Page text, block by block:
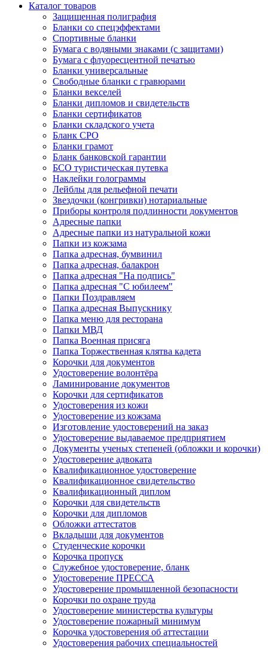
Каталог товаров
Защищенная полиграфия
Бланки со спецэффектами
Спортивные бланки
Бумага с водяными знаками (с защитами)
Бумага с флуоресцентной печатью
Бланки универсальные
Свободные бланки с гравюрами
Бланки векселей
Бланки дипломов и свидетельств
Бланки сертификатов
Бланки складского учета
Бланк СРО
Бланки грамот
Бланк банковской гарантии
БСО туристическая путевка
Наклейки голограммы
Лейблы для рельефной печати
Звездочки (конгривки) нотариальные
Приборы контроля подлинности документов
Адресные папки
Адресные папки из натуральной кожи
Папки из кожзама
Папка адресная, бумвинил
Папка адресная, балакрон
Папка адресная "На подпись"
Папка адресная "C юбилеем"
Папки Поздравляем
Папка адресная Выпускнику
Папка меню для ресторана
Папки МВД
Папка Военная присяга
Папка Торжественная клятва кадета
Корочки для документов
Удостоверение волонтёра
Ламинирование документов
Корочки для сертификатов
Удостоверения из кожи
Удостоверение из кожзама
Изготовление удостоверений на заказ
Удостоверение выдаваемое предприятием
Документы ученых степеней (обложки и корочки)
Удостоверение адвоката
Квалификационное удостоверение
Квалификационное свидетельство
Квалификационный диплом
Корочки для свидетельств
Корочки для дипломов
Обложки аттестатов
Вкладыши для документов
Студенческие корочки
Корочка пропуск
Служебное удостоверение, бланк
Удостоверение ПРЕССА
Удостоверение промышленной безопасности
Корочки по охране труда
Удостоверение министерства культуры
Удостоверение пожарный минимум
Корочка удостоверения об аттестации
Удостоверения рабочих специальностей